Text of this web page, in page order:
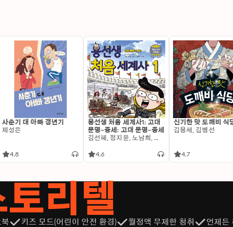
사춘기 대 아빠 갱년기
제성은
4.8
용선생 처음 세계사1: 고대
문명~중세: 고대 문명~중세
김선혜, 정지윤, 노남희, 뭉선생, 윤효식, 이우일, 김선빈, 사회평론 역사연구소
4.6
신기한 맛 도깨비 식
김용세, 김병선
4.7
리텔
키즈 모드(어린이 안전 환경) 월정액 무제한 청취
언제든